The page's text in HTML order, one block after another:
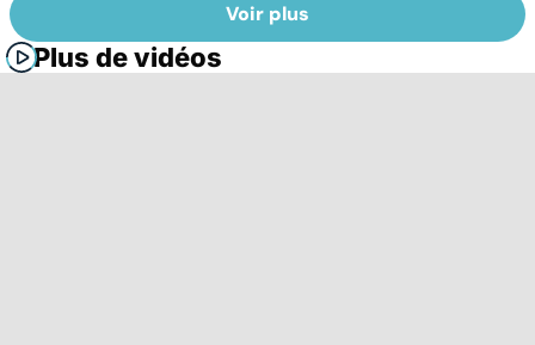
Voir plus
Plus de vidéos